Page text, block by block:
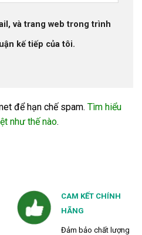
và trang web trong trình
kế tiếp của tôi.
để hạn chế spam. Tìm hiểu
như thế nào.
CAM KẾT CHÍNH
HÃNG
Đảm bảo chất lượng